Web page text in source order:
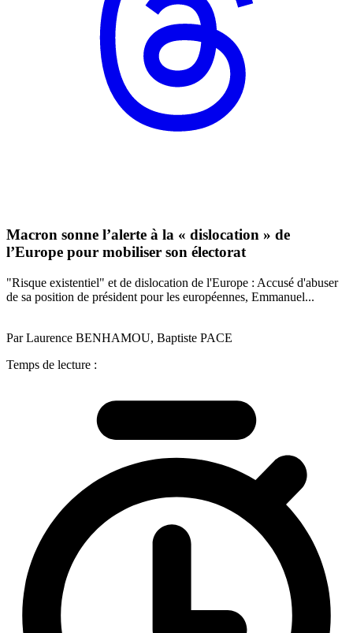
Macron sonne l’alerte à la « dislocation » de
l’Europe pour mobiliser son électorat
"Risque existentiel" et de dislocation de l'Europe : Accusé d'abuser
de sa position de président pour les européennes, Emmanuel...
Par Laurence BENHAMOU, Baptiste PACE
Temps de lecture :